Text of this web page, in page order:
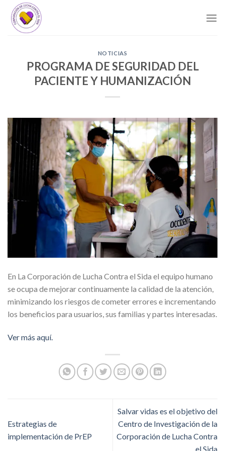
Skip
content
NOTICIAS
PROGRAMA DE SEGURIDAD DEL
PACIENTE Y HUMANIZACIÓN
En La Corporación de Lucha Contra el Sida el equipo humano
se ocupa de mejorar continuamente la calidad de la atención,
minimizando los riesgos de cometer errores e incrementando
los beneficios para usuarios, sus familias y partes interesadas.
Ver más aquí.
Estrategias de
implementación de PrEP
Salvar vidas es el objetivo del
Centro de Investigación de la
Corporación de Lucha Contra
el Sida